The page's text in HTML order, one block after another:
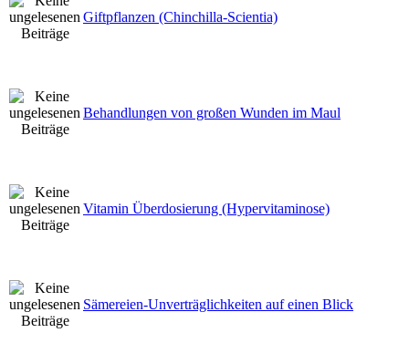
Giftpflanzen (Chinchilla-Scientia)
Behandlungen von großen Wunden im Maul
Vitamin Überdosierung (Hypervitaminose)
Sämereien-Unverträglichkeiten auf einen Blick